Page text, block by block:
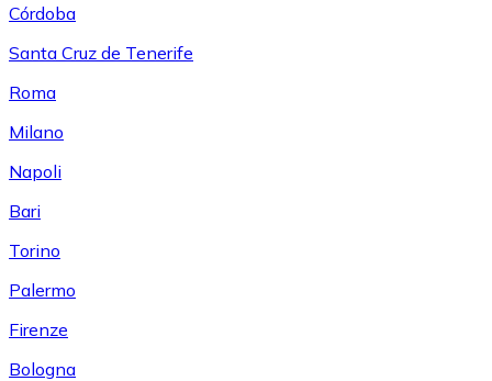
Córdoba
Santa Cruz de Tenerife
Roma
Milano
Napoli
Bari
Torino
Palermo
Firenze
Bologna